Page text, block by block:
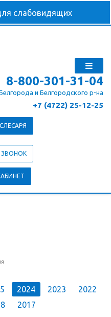
8-800-301-31-04
и Белгородского р-на
+7 (4722) 25-12-25
ЗВОНОК
2024 2023
2022
2017